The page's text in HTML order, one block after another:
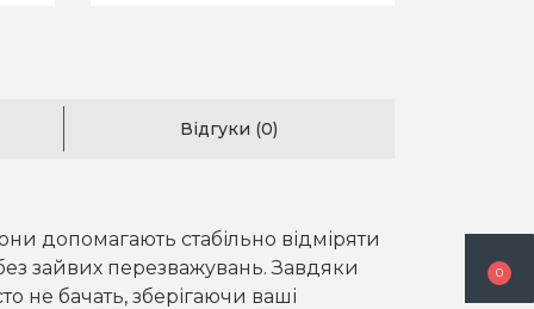
0
Відгуки (0)
допомагають стабільно відміряти
зайвих перезважувань. Завдяки
не бачать, зберігаючи ваші